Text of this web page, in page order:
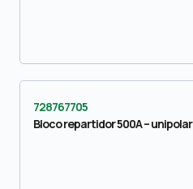
728767705
Bloco repartidor 500A – unipolar